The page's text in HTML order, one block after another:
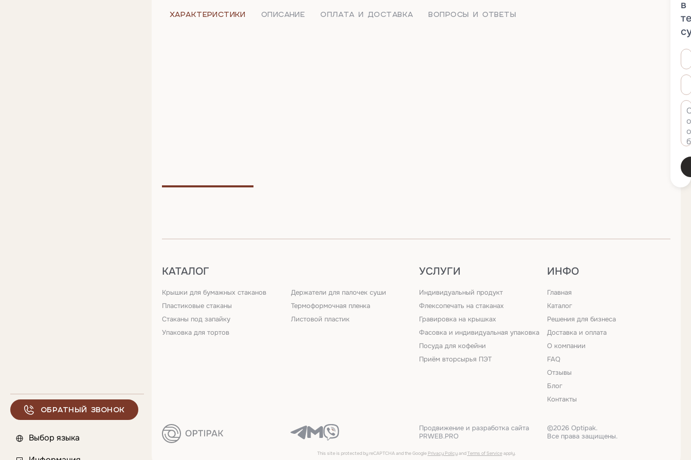
Обратный звонок
Выбор языка
ХАРАКТЕРИСТИКИ ОПИСАНИЕ ОПЛАТА И ДОСТАВКА ВОПРОСЫ И ОТВЕТЫ
в
КАТАЛОГ
Крышки для бумажных стаканов
Пластиковые стаканы
Стаканы под запайку
Упаковка для тортов
Держатели для палочек суши
Термоформочная пленка
Листовой пластик
УСЛУГИ
Индивидуальный продукт
Флексопечать на стаканах
Гравировка на крышках
Фасовка и индивидуальная упаковка
Посуда для кофейни
Приём вторсырья ПЭТ
ИНФО
Главная
Каталог
Решения для бизнеса
Доставка и оплата
О компании
FAQ
Отзывы
Блог
Контакты
Продвижение и разработка сайта
PRWEB.PRO
©2026 Optipak.
Все права защищены.
This site is protected by reCAPTCHA and the Google Privacy PolicyandTerms of Serviceapply.